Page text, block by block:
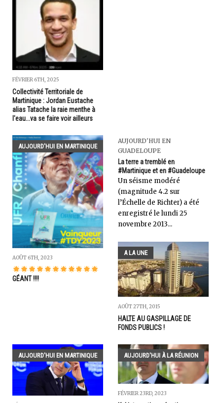
FÉVRIER 6TH, 2025
Collectivité Territoriale de
Martinique : Jordan Eustache
alias Tatache la raie menthe à
l'eau...va se faire voir ailleurs
AUJOURD'HUI EN MARTINIQUE
AOÛT 6TH, 2023
GÉANT !!!!
AUJOURD'HUI EN
GUADELOUPE
La terre a tremblé en
#Martinique et en #Guadeloupe
Un séisme modéré
(magnitude 4.2 sur
l’Échelle de Richter) a été
enregistré le lundi 25
novembre 2013...
A LA UNE
AOÛT 27TH, 2015
HALTE AU GASPILLAGE DE
FONDS PUBLICS !
AUJOURD'HUI EN MARTINIQUE AUJOURD'HUI À LA RÉUNION
FÉVRIER 23RD, 2023